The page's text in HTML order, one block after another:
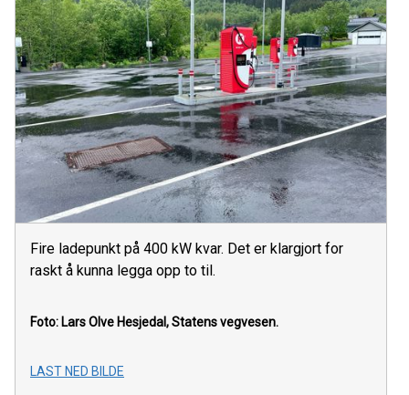
Fire ladepunkt på 400 kW kvar. Det er klargjort for
raskt å kunna legga opp to til.
Foto: Lars Olve Hesjedal, Statens vegvesen.
LAST NED BILDE